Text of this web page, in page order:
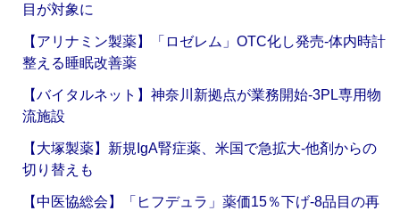
目が対象に
【アリナミン製薬】「ロゼレム」OTC化し発売‐体内時計
整える睡眠改善薬
【バイタルネット】神奈川新拠点が業務開始‐3PL専用物
流施設
【大塚製薬】新規IgA腎症薬、米国で急拡大‐他剤からの
切り替えも
【中医協総会】「ヒフデュラ」薬価15％下げ‐8品目の再